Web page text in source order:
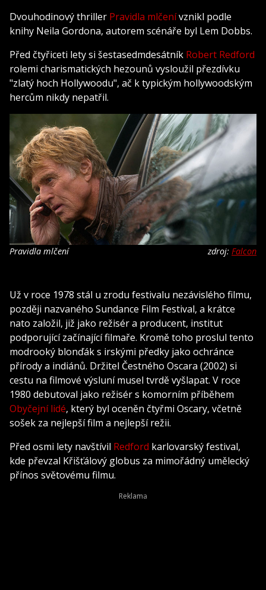
Dvouhodinový thriller Pravidla mlčenívznikl podle
knihy Neila Gordona, autorem scénáře byl Lem Dobbs.
Před čtyřiceti lety si šestasedmdesátník Robert Redford
rolemi charismatických hezounů vysloužil přezdívku
"zlatý hoch Hollywoodu", ač k typickým hollywoodským
hercům nikdy nepatřil.
Pravidla mlčení zdroj: Falcon
Už v roce 1978 stál u zrodu festivalu nezávislého filmu,
později nazvaného Sundance Film Festival, a krátce
nato založil, již jako režisér a producent, institut
podporující začínající filmaře. Kromě toho proslul tento
modrooký blonďák s irskými předky jako ochránce
přírody a indiánů. Držitel Čestného Oscara (2002) si
cestu na filmové výsluní musel tvrdě vyšlapat. V roce
1980 debutoval jako režisér s komorním příběhem
Obyčejní lidé, který byl oceněn čtyřmi Oscary, včetně
sošek za nejlepší film a nejlepší režii.
Před osmi lety navštívil Redford karlovarský festival,
kde převzal Křišťálový globus za mimořádný umělecký
přínos světovému filmu.